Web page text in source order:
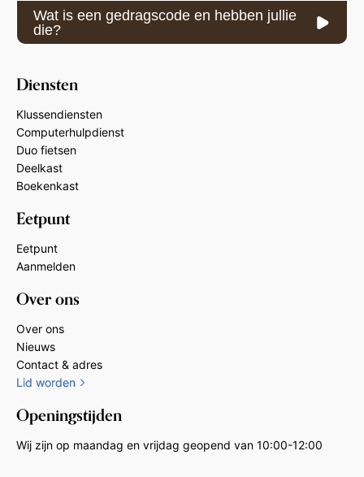
Wat is een gedragscode en hebben jullie
die?
Diensten
Klussendiensten
Computerhulpdienst
Duo fietsen
Deelkast
Boekenkast
Eetpunt
Eetpunt
Aanmelden
Over ons
Over ons
Nieuws
Contact & adres
Lid worden
Openingstijden
Wij zijn op maandag en vrijdag geopend van 10:00-12:00